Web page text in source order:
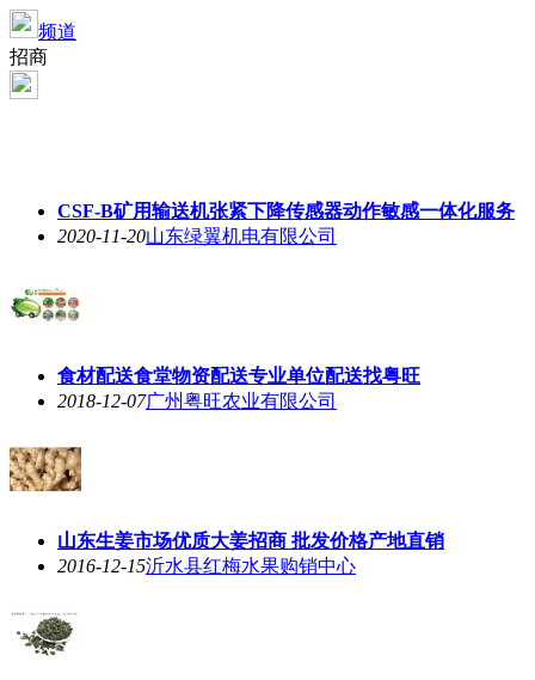
频道
招商
CSF-B矿用输送机张紧下降传感器动作敏感一体化服务
2020-11-20山东绿翼机电有限公司
食材配送食堂物资配送专业单位配送找粤旺
2018-12-07广州粤旺农业有限公司
山东生姜市场优质大姜招商 批发价格产地直销
2016-12-15沂水县红梅水果购销中心